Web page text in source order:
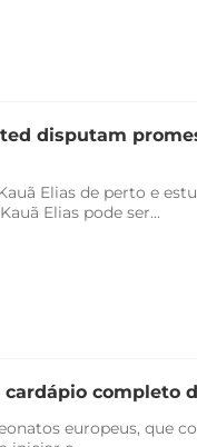
disputam
Elias de perto e
Elias pode ser...
completo
europeus, que